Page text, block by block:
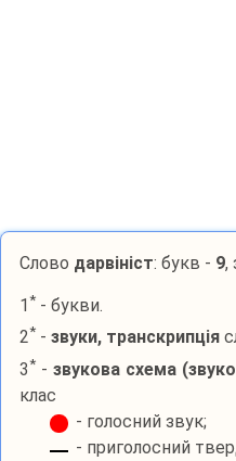
Слово дарвініст: букв - 9,
1 *- букви.
2*- звуки, транскрипція
3*- звукова схема
клас
- голосний звук;
- приголосний